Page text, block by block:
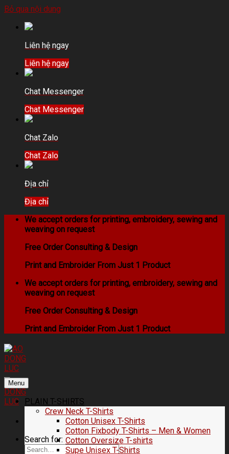
Bỏ qua nội dung
Liên hệ ngay
Liên hệ ngay
Chat Messenger
Chat Messenger
Chat Zalo
Chat Zalo
Địa chỉ
Địa chỉ
We accept orders for printing, embroidery, sewing and
weaving on request
Free Order Consulting & Design
Print and Embroider From Just 1 Product
We accept orders for printing, embroidery, sewing and
weaving on request
Free Order Consulting & Design
Print and Embroider From Just 1 Product
Search for:
Menu
PLAIN T-SHIRTS
Crew Neck T-Shirts
Cotton Unisex T-Shirts
Cotton Fixbody T-Shirts – Men & Women
Cotton Oversize T-shirts
Supe Unisex T-Shirts